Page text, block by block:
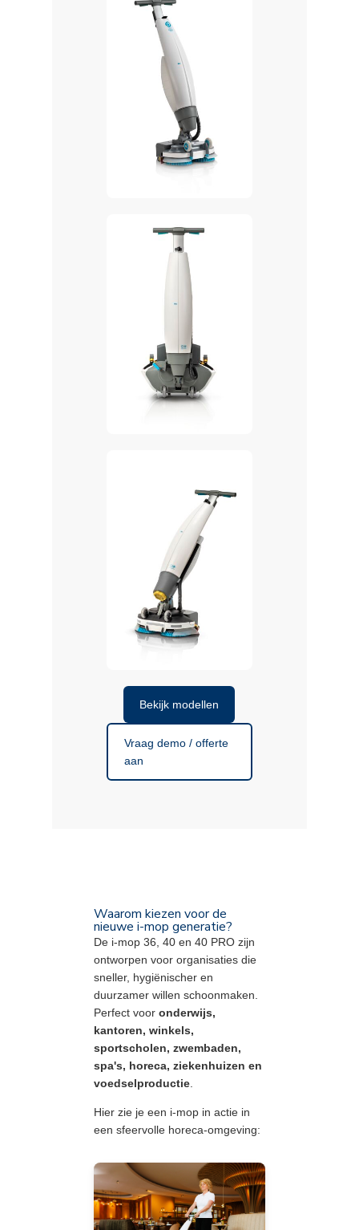
Bekijk modellen
Vraag demo / offerte
aan
Waarom kiezen voor de
nieuwe i-mop generatie?
De i-mop 36, 40 en 40 PRO zijn
ontworpen voor organisaties die
sneller, hygiënischer en
duurzamer willen schoonmaken.
Perfect voor onderwijs,
kantoren, winkels,
sportscholen, zwembaden,
spa's, horeca, ziekenhuizen en
voedselproductie.
Hier zie je een i-mop in actie in
een sfeervolle horeca-omgeving: